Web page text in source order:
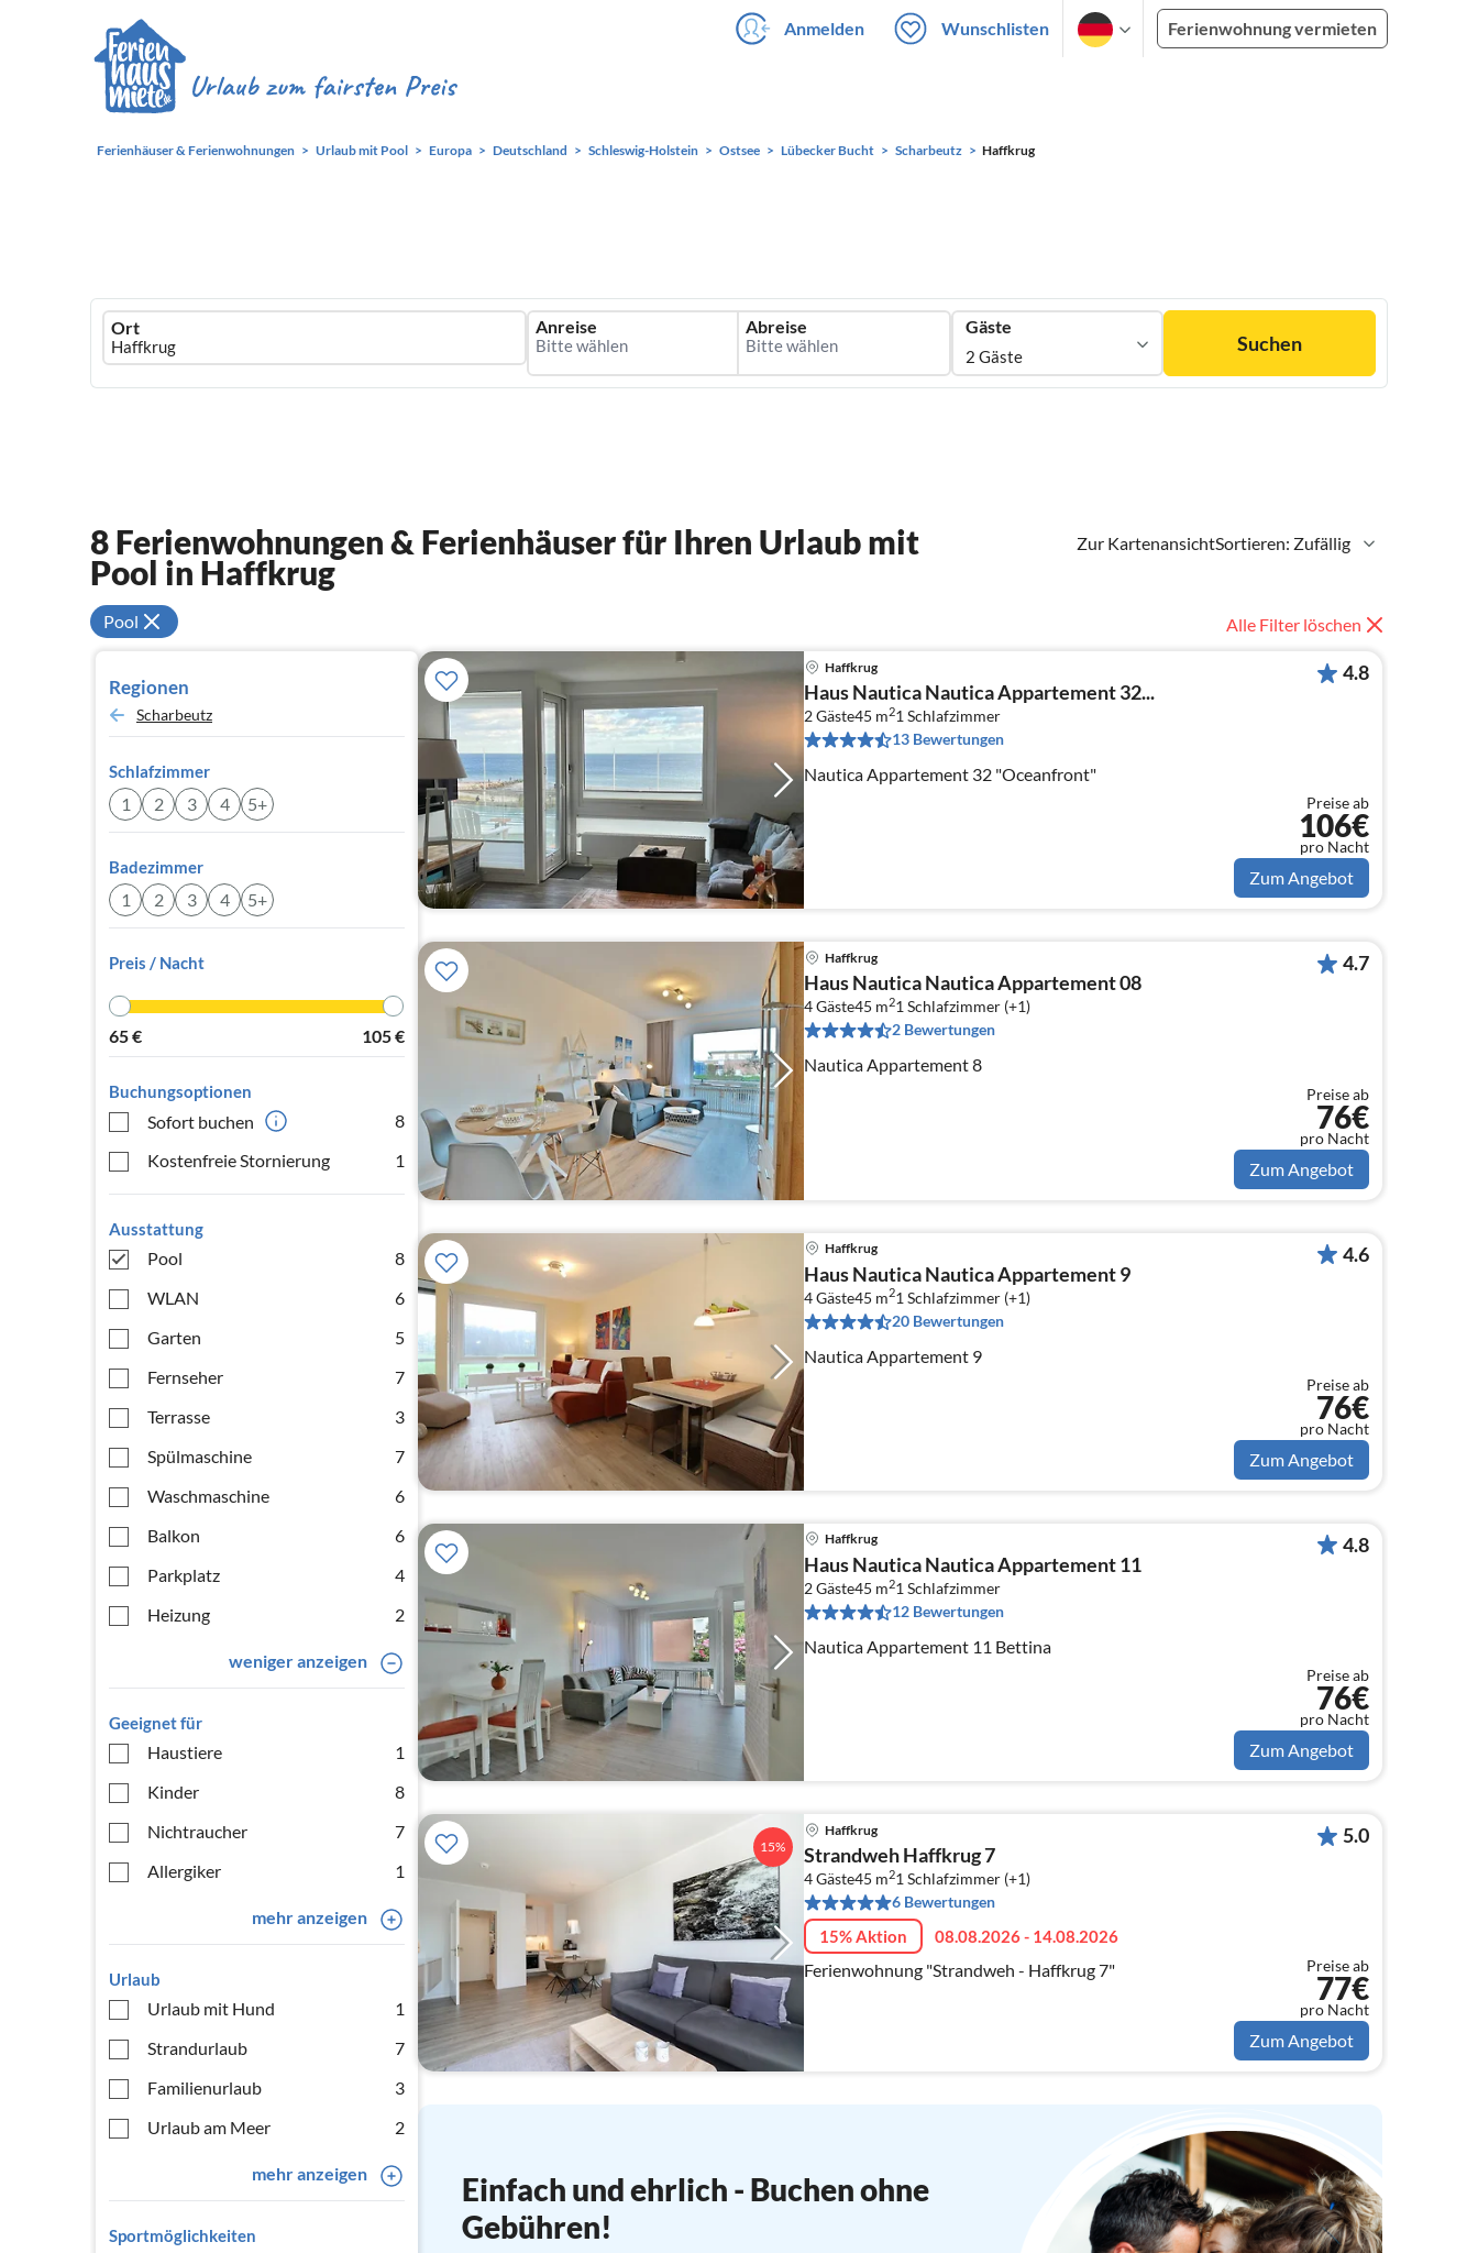
Anmelden Wunschlisten Ferienwohnung vermieten
Ferienhäuser & Ferienwohnungen Urlaub mit Pool Europa Deutschland Schleswig-Holstein Ostsee Lübecker Bucht Scharbeutz Haffkrug
Ferienhausmiete
logo
Ort Anreise Abreise Gäste
2 Gäste
Suchen
Zur KartenansichtSortieren: Zufällig
8 Ferienwohnungen & Ferienhäuser für Ihren Urlaub mit
Pool in Haffkrug
Pool Alle Filter löschen
Regionen
Scharbeutz
Schlafzimmer
1 2 3 4 5+
Badezimmer
1 2 3 4 5+
Preis / Nacht
65€ 105€
Buchungsoptionen
Sofort buchen
8
Kostenfreie Stornierung
1
Ausstattung
Pool
8
WLAN
6
Garten
5
Fernseher
7
Terrasse
3
Spülmaschine
7
Waschmaschine
6
Balkon
6
Parkplatz
4
Heizung
2
weniger anzeigen
Geeignet für
Haustiere
1
Kinder
8
Nichtraucher
7
Allergiker
1
mehr anzeigen
Urlaub
Urlaub mit Hund
1
Strandurlaub
7
Familienurlaub
3
Urlaub am Meer
2
mehr anzeigen
Sportmöglichkeiten
Haffkrug
Haus Nautica Nautica Appartement 32...
2 Gäste45 m21 Schlafzimmer
13 Bewertungen
Nautica Appartement 32 "Oceanfront"
4.8
Preise ab
106€
pro Nacht
Zum Angebot
Haffkrug
Haus Nautica Nautica Appartement 08
4 Gäste45 m21 Schlafzimmer (+1)
2 Bewertungen
Nautica Appartement 8
4.7
Preise ab
76€
pro Nacht
Zum Angebot
Haffkrug
Haus Nautica Nautica Appartement 9
4 Gäste45 m21 Schlafzimmer (+1)
20 Bewertungen
Nautica Appartement 9
4.6
Preise ab
76€
pro Nacht
Zum Angebot
Haffkrug
Haus Nautica Nautica Appartement 11
2 Gäste45 m21 Schlafzimmer
12 Bewertungen
Nautica Appartement 11 Bettina
4.8
Preise ab
76€
pro Nacht
Zum Angebot
15%
Haffkrug
Strandweh Haffkrug 7
4 Gäste45 m21 Schlafzimmer (+1)
6 Bewertungen
15% Aktion 08.08.2026 - 14.08.2026
Ferienwohnung "Strandweh - Haffkrug 7"
5.0
Preise ab
77€
pro Nacht
Zum Angebot
Einfach und ehrlich - Buchen ohne
Gebühren!